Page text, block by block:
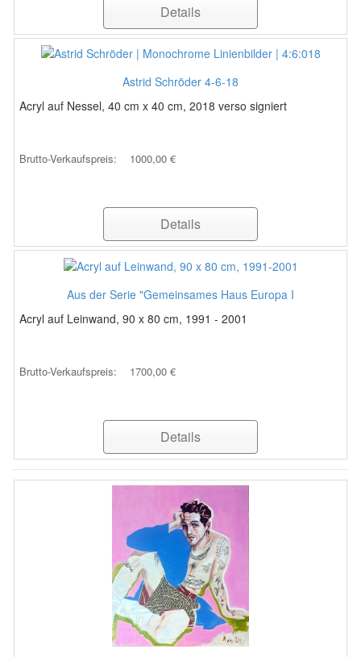
Details
Astrid Schröder 4-6-18
Acryl auf Nessel, 40 cm x 40 cm, 2018 verso signiert
Brutto-Verkaufspreis: 1000,00 €
Details
Aus der Serie "Gemeinsames Haus Europa I
Acryl auf Leinwand, 90 x 80 cm, 1991 - 2001
Brutto-Verkaufspreis: 1700,00 €
Details